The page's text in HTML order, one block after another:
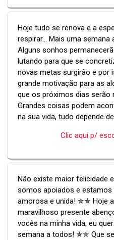
Hoje tudo se renova e a
respirar... Mais uma
Alguns sonhos
lutando para que se
novas metas surgirão e por
grande motivação para as
que os próximos dias
Grandes coisas podem
na sua vida, tudo depende
Clic aqui p/
Não existe maior felicidade
somos apoiados e
amorosa e unida! ✯✯ Hoje
maravilhoso presente
vocês na minha vida, eu
semana a todos! ✯✯ Que